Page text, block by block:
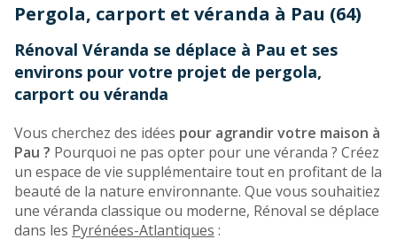
Pergola, carport et véranda à Pau (64)
Rénoval Véranda se déplace à Pau et ses
environs pour votre projet de pergola,
carport ou véranda
Vous cherchez des idées pour agrandir votre maison à
Pau ? Pourquoi ne pas opter pour une véranda ? Créez
un espace de vie supplémentaire tout en profitant de la
beauté de la nature environnante. Que vous souhaitiez
une véranda classique ou moderne, Rénoval se déplace
dans les Pyrénées-Atlantiques :